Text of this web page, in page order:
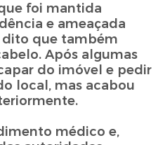
foi mantida
e ameaçada
dito que também
Após algumas
do imóvel e pedir
local, mas acabou
médico e,